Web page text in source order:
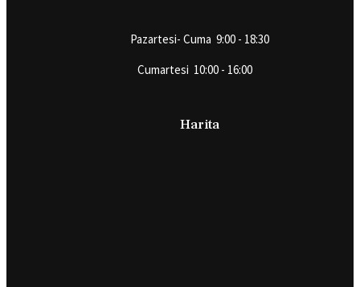
Pazartesi- Cuma 9:00 - 18:30
Cumartesi 10:00 - 16:00
Harita